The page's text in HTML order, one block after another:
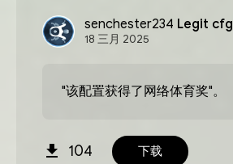
senchester234 Legit cfg
18 三月 2025
"该配置获得了网络体育奖"。
104 下载